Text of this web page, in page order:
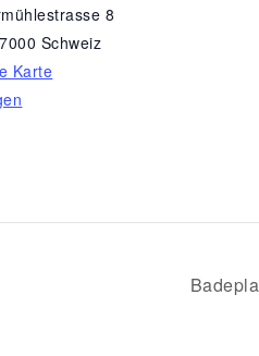
8
7000 Schweiz
Karte